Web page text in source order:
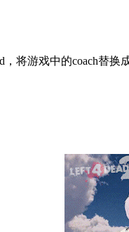
将游戏中的coach替